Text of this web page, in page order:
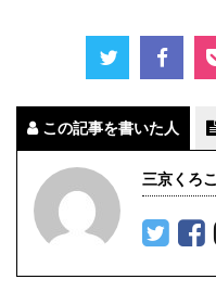
この記事を書いた人
三京くろこ